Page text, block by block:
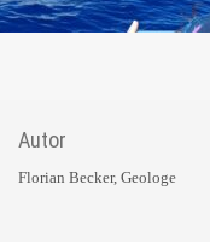
Autor
Florian Becker, Geologe